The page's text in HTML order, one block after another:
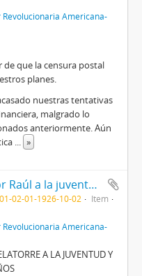
Revolucionaria Americana-
que la censura postal
planes.
nuestras tentativas
malgrado lo
anteriormente. Aún
... »
Mensaje de Víctor Raúl a la juventud y al pueblo cuzqueños, 2/10/1926
01-02-01-1926-10-02
Item
Revolucionaria Americana-
A LA JUVENTUD Y